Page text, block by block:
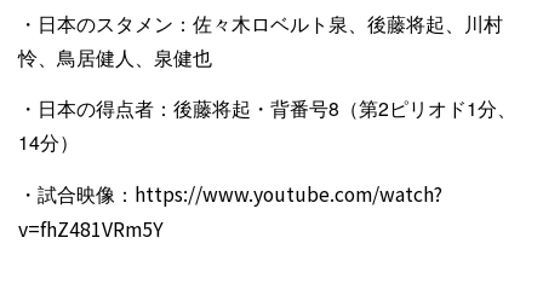
・日本のスタメン：佐々木ロベルト泉、後藤将起、川村
怜、鳥居健人、泉健也
・日本の得点者：後藤将起・背番号8（第2ピリオド1分、
14分）
・試合映像： https://www.youtube.com/watch?
v=fhZ481VRm5Y